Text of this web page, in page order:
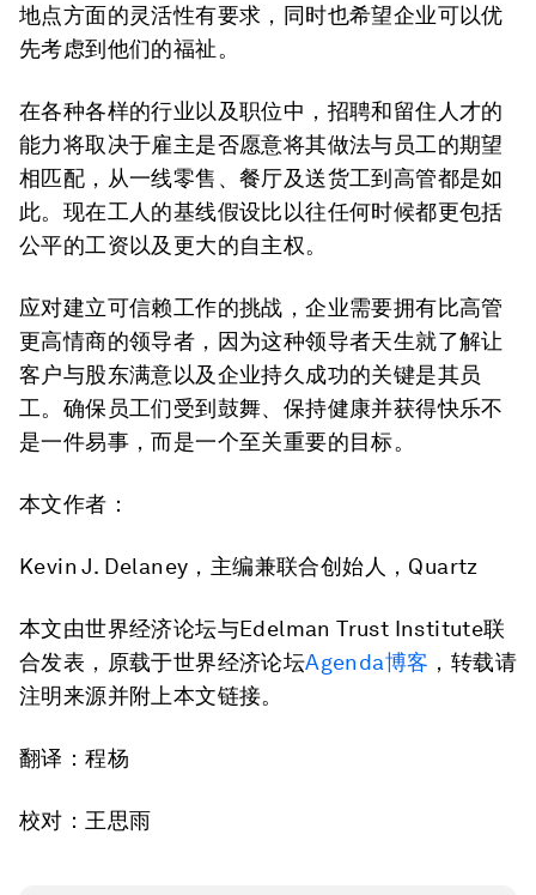
地点方面的灵活性有要求，同时也希望企业可以优
先考虑到他们的福祉。
在各种各样的行业以及职位中，招聘和留住人才的
能力将取决于雇主是否愿意将其做法与员工的期望
相匹配，从一线零售、餐厅及送货工到高管都是如
此。现在工人的基线假设比以往任何时候都更包括
公平的工资以及更大的自主权。
应对建立可信赖工作的挑战，企业需要拥有比高管
更高情商的领导者，因为这种领导者天生就了解让
客户与股东满意以及企业持久成功的关键是其员
工。确保员工们受到鼓舞、保持健康并获得快乐不
是一件易事，而是一个至关重要的目标。
本文作者 ：
Kevin J. Delaney，主编兼联合创始人，Quartz
本文由世界经济论坛与Edelman Trust Institute联
合发表，原载于世界经济论坛Agenda博客 ，转载请
注明来源并附上本文链接。
翻译：程杨
校对：王思雨